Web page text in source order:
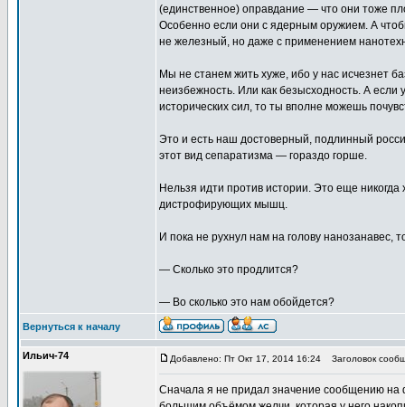
(единственное) оправдание — что они тоже
Особенно если они с ядерным оружием. А
не железный, но даже с применением
Мы не станем жить хуже, ибо у нас исчезнет
неизбежность. Или как безысходность. А если
исторических сил, то ты вполне можешь
Это и есть наш достоверный, подлинный
этот вид сепаратизма — гораздо горше.
Нельзя идти против истории. Это еще
дистрофирующих мышц.
И пока не рухнул нам на голову нанозанавес,
— Сколько это продлится?
— Во сколько это нам обойдется?
Вернуться к началу
Ильич-74 Добавлено: Пт Окт 17, 2014 16:24 Заголовок
Сначала я не придал значение сообщению на